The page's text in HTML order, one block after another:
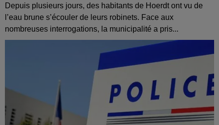
Depuis plusieurs jours, des habitants de Hoerdt ont vu de
l’eau brune s’écouler de leurs robinets. Face aux
nombreuses interrogations, la municipalité a pris...